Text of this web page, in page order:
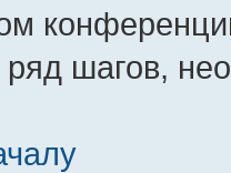
ряд шагов,